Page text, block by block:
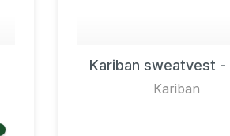
Kariban sweatvest -
Kariban